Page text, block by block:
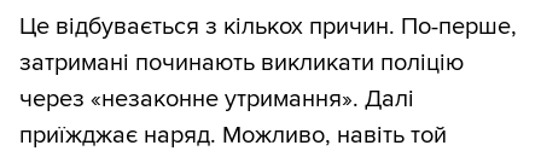
Це відбувається з кількох причин. По-перше,
затримані починають викликати поліцію
через «незаконне утримання». Далі
приїжджає наряд. Можливо, навіть той